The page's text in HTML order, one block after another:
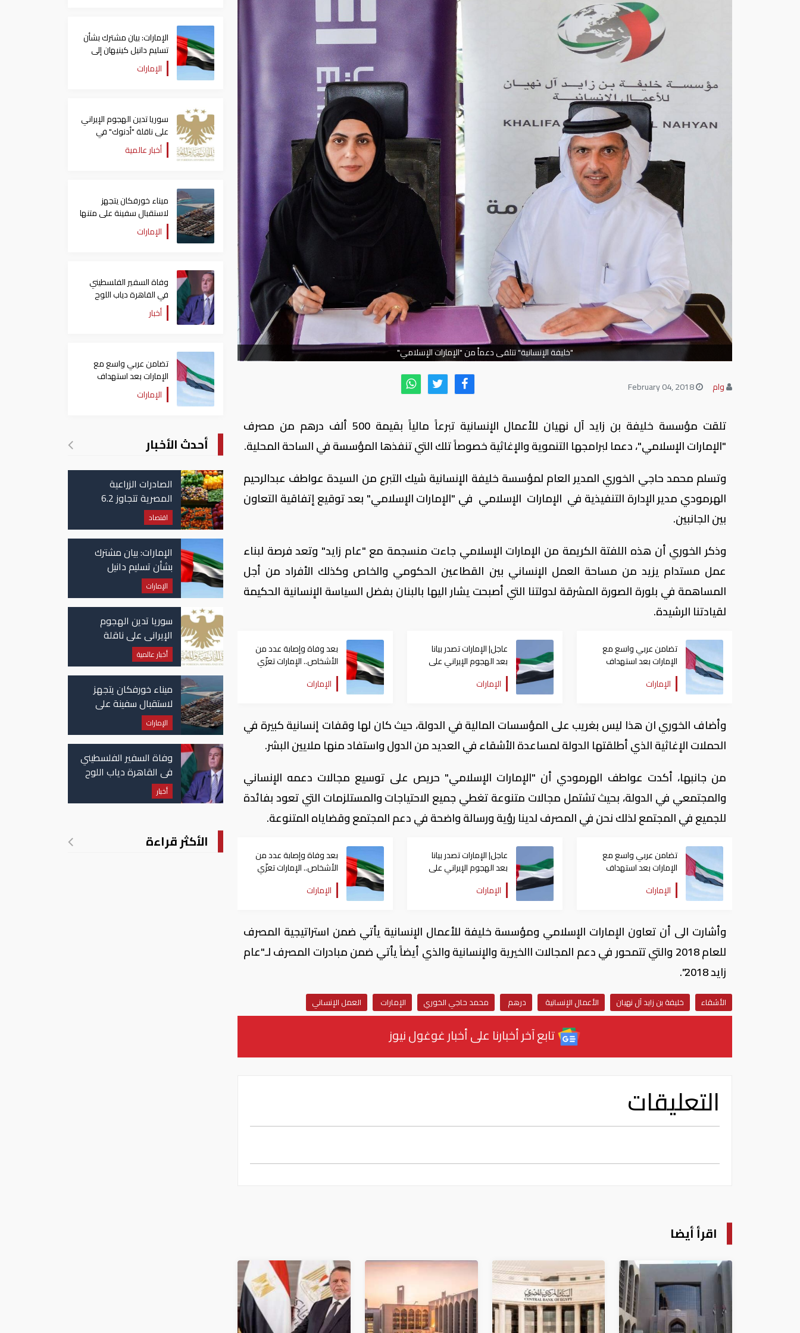
"خليفة الإنسانية" تتلقى دعماً من "الإمارات الإسلامي"
وام
تلقت مؤسسة خليفة بن زايد آل نهيان للأعمال الإنسانية تبرعاً مالياً بقيمة 500 ألف درهم من مصرف
"الإمارات الإسلامي"، دعما لبرامجها التنموية والإغاثية خصوصاً تلك التي تنفذها المؤسسة في الساحة المحلية.
وتسلم محمد حاجي الخوري المدير العام لمؤسسة خليفة الإنسانية شيك التبرع من السيدة عواطف عبدالرحيم
الهرمودي مدير الإدارة التنفيذية في الإمارات الإسلامي في "الإمارات الإسلامي" بعد توقيع إتفاقية التعاون
بين الجانبين.
وذكر الخوري أن هذه اللفتة الكريمة من الإمارات الإسلامي جاءت منسجمة مع "عام زايد" وتعد فرصة لبناء
عمل مستدام يزيد من مساحة العمل الإنساني بين القطاعين الحكومي والخاص وكذلك الأفراد من أجل
المساهمة في بلورة الصورة المشرقة لدولتنا التي أصبحت يشار اليها بالبنان بفضل السياسة الإنسانية الحكيمة
لقيادتنا الرشيدة.
تضامن عربي واسع مع
الإمارات بعد استهداف
ناقلة في مضيق هرمز
الإمارات
عاجل| الإمارات تصدر بيانا
بعد الهجوم الإيراني على
سفينة تابعة لـ"أدنوك"
الإمارات
بعد وفاة وإصابة عدد من
الأشخاص.. الإمارات تعزّي
أنغولا
الإمارات
وأضاف الخوري ان هذا ليس بغريب على المؤسسات المالية في الدولة، حيث كان لها وقفات إنسانية كبيرة في
الحملات الإغاثية الذي أطلقتها الدولة لمساعدة الأشقاء في العديد من الدول واستفاد منها ملايين البشر.
من جانبها، أكدت عواطف الهرمودي أن "الإمارات الإسلامي" حريص على توسيع مجالات دعمه الإنساني
والمجتمعي في الدولة، بحيث تشتمل مجالات متنوعة تغطي جميع الاحتياجات والمستلزمات التي تعود بفائدة
للجميع في المجتمع لذلك نحن في المصرف لدينا رؤية ورسالة واضحة في دعم المجتمع وقضاياه المتنوعة.
تضامن عربي واسع مع
الإمارات بعد استهداف
ناقلة في مضيق هرمز
الإمارات
عاجل| الإمارات تصدر بيانا
بعد الهجوم الإيراني على
سفينة تابعة لـ"أدنوك"
الإمارات
بعد وفاة وإصابة عدد من
الأشخاص.. الإمارات تعزّي
أنغولا
الإمارات
وأشارت الى أن تعاون الإمارات الإسلامي ومؤسسة خليفة للأعمال الإنسانية يأتي ضمن استراتيجية المصرف
للعام 2018 والتي تتمحور في دعم المجالات االخيرية والإنسانية والذي أيضاً يأتي ضمن مبادرات المصرف لـ"عام
زايد 2018".
الأشقاء خليفة بن زايد آل نهيان الأعمال الإنسانية درهم محمد حاجي الخوري الإمارات العمل الإنساني
تابع آخر أخبارنا على أخبار غوغول نيوز
التعليقات
اقرأ أيضا
الإمارات: بيان مشترك بشأن
تسليم دانيل كينيهان إلى
السلطات الإيرلندية
الإمارات
سوريا تدين الهجوم الإيراني
على ناقلة "أدنوك" في
مضيق هرمز ‏
أخبار عالمية
ميناء خورفكان يتجهز
لاستقبال سفينة على متنها
6068 سيارة صينيةالإمارات
وفاة السفير الفلسطيني
في القاهرة دياب اللوح
أخبار
تضامن عربي واسع مع
الإمارات بعد استهداف
ناقلة في مضيق هرمز
الإمارات
أحدث الأخبار
الصادرات الزراعية
المصرية تتجاوز 6.2
مليون طن حتى الآن
اقتصاد
الإمارات: بيان مشترك
بشأن تسليم دانيل
كينيهان إلى السلطات
الإيرلندية
الإمارات
سوريا تدين الهجوم
الإيراني على ناقلة
"أدنوك" في مضيق هرمز
أخبار عالمية
ميناء خورفكان يتجهز
لاستقبال سفينة على
متنها 6068 سيارة صينية
الإمارات
وفاة السفير الفلسطيني
في القاهرة دياب اللوح
أخبار
الأكثر قراءة